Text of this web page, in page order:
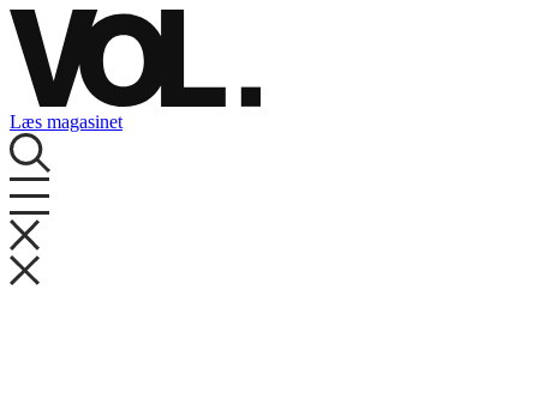
Videre
til
indhold
Læs magasinet